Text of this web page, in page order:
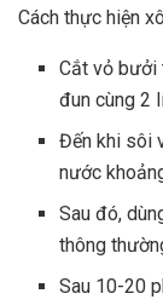
Cách thực hiện
Cắt vỏ bưởi
đun cùng 2
Đến khi sôi
nước
Sau đó,
thông
Sau 10-20